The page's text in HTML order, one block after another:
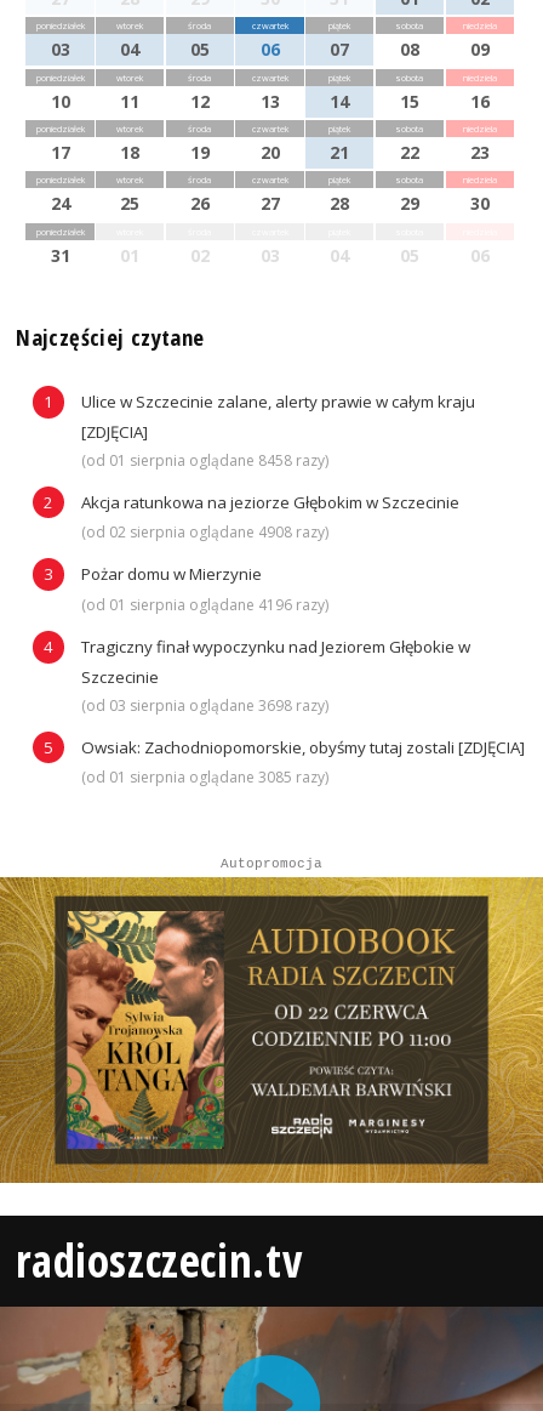
poniedziałek
03
wtorek
04
środa
05
czwartek
06
piątek
07
sobota
08
niedziela
09
poniedziałek
10
wtorek
11
środa
12
czwartek
13
piątek
14
sobota
15
niedziela
16
poniedziałek
17
wtorek
18
środa
19
czwartek
20
piątek
21
sobota
22
niedziela
23
poniedziałek
24
wtorek
25
środa
26
czwartek
27
piątek
28
sobota
29
niedziela
30
poniedziałek
31 01 02 03 04 05 06
Najczęściej czytane
Ulice w Szczecinie zalane, alerty prawie w całym kraju
[ZDJĘCIA]
(od 01 sierpnia oglądane 8458 razy)
Akcja ratunkowa na jeziorze Głębokim w Szczecinie
(od 02 sierpnia oglądane 4908 razy)
Pożar domu w Mierzynie
(od 01 sierpnia oglądane 4196 razy)
Tragiczny finał wypoczynku nad Jeziorem Głębokie w
Szczecinie
(od 03 sierpnia oglądane 3698 razy)
Owsiak: Zachodniopomorskie, obyśmy tutaj zostali [ZDJĘCIA]
(od 01 sierpnia oglądane 3085 razy)
Autopromocja
radioszczecin.tv